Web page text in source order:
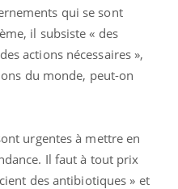
qui se sont
il subsiste « des
actions nécessaires »,
du monde, peut-on
urgentes à mettre en
Il faut à tout prix
des antibiotiques » et